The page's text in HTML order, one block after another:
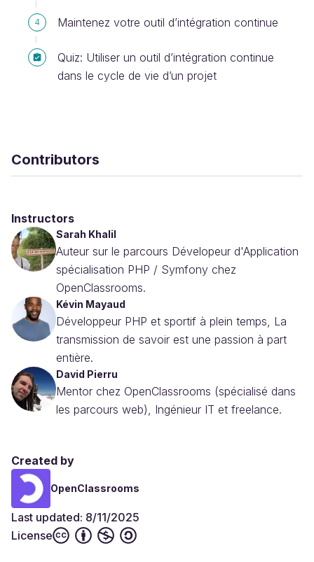
4 Maintenez votre outil d’intégration continue
Quiz: Utiliser un outil d’intégration continue
dans le cycle de vie d’un projet
Contributors
Instructors
Sarah Khalil
Auteur sur le parcours Dévelopeur d'Application
spécialisation PHP / Symfony chez
OpenClassrooms.
Kévin Mayaud
Développeur PHP et sportif à plein temps, La
transmission de savoir est une passion à part
entière.
David Pierru
Mentor chez OpenClassrooms (spécialisé dans
les parcours web), Ingénieur IT et freelance.
Created by
OpenClassrooms
Last updated: 8/11/2025
License